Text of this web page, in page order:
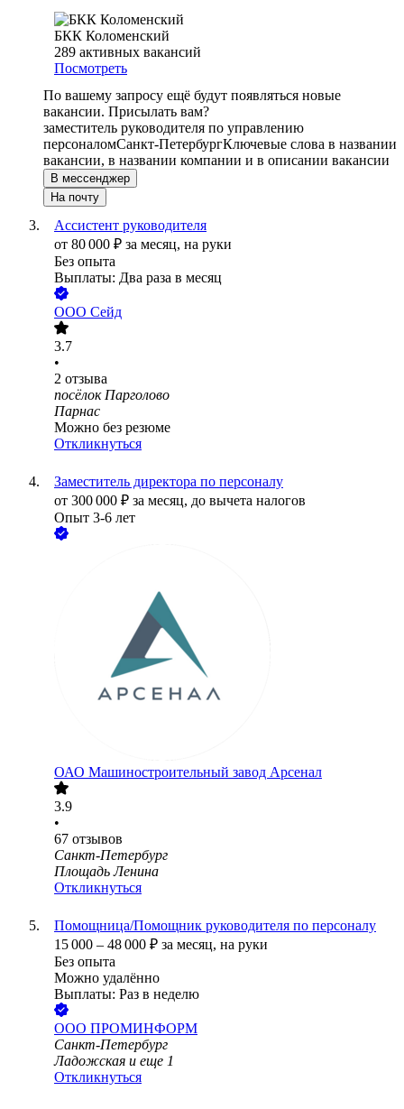
БКК Коломенский
289 активных вакансий
Посмотреть
По вашему запросу ещё будут появляться новые
вакансии. Присылать вам?
заместитель руководителя по управлению
персоналомСанкт-ПетербургКлючевые слова в названии
вакансии, в названии компании и в описании вакансии
В мессенджер
На почту
Ассистент руководителя
от 80 000 ₽ за месяц, на руки
Без опыта
Выплаты: Два раза в месяц
ООО Сейд
3.7
•
2 отзыва
посёлок Парголово
Парнас
Можно без резюме
Откликнуться
Заместитель директора по персоналу
от 300 000 ₽ за месяц, до вычета налогов
Опыт 3-6 лет
ОАО Машиностроительный завод Арсенал
3.9
•
67 отзывов
Санкт-Петербург
Площадь Ленина
Откликнуться
Помощница/Помощник руководителя по персоналу
15 000 – 48 000 ₽ за месяц, на руки
Без опыта
Можно удалённо
Выплаты: Раз в неделю
ООО ПРОМИНФОРМ
Санкт-Петербург
Ладожская и еще 1
Откликнуться